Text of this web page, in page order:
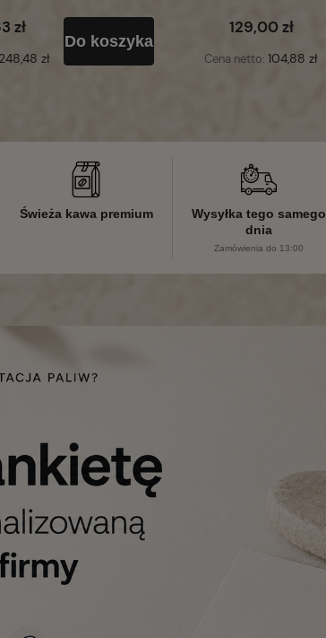
zł
248,48 zł
Do koszyka
129,00 zł
Cena netto: 104,88 zł
Świeża kawa premium
Wysyłka tego samego
dnia
Zamówienia do 13:00